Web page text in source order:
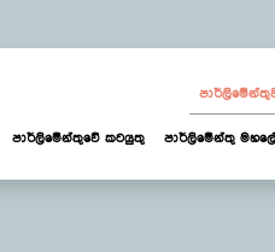
පාර්ලිමේන්තුවේ කටයුතු පාර්ලිමේන්තු